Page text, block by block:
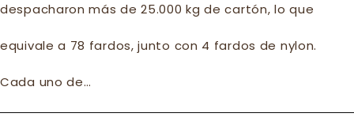
despacharon más de 25.000 kg de cartón, lo que
equivale a 78 fardos, junto con 4 fardos de nylon.
Cada uno de…